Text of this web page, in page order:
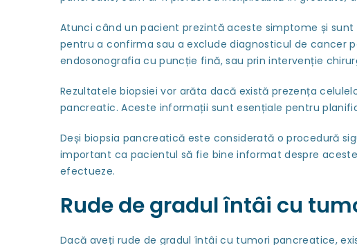
Atunci când un pacient prezintă aceste simptome și
pentru a confirma sau a exclude diagnosticul de cancer
endosonografia cu puncție fină, sau prin intervenție
Rezultatele biopsiei vor arăta dacă există prezența
pancreatic. Aceste informații sunt esențiale pentru
Deși biopsia pancreatică este considerată o procedură
important ca pacientul să fie bine informat despre
efectueze.
Rude de gradul întâi cu
Dacă aveți rude de gradul întâi cu tumori pancreatice,